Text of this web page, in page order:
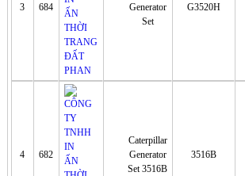
3 684
Generator
Set
G3520H
4 682
Caterpillar
Generator
Set 3516B
3516B